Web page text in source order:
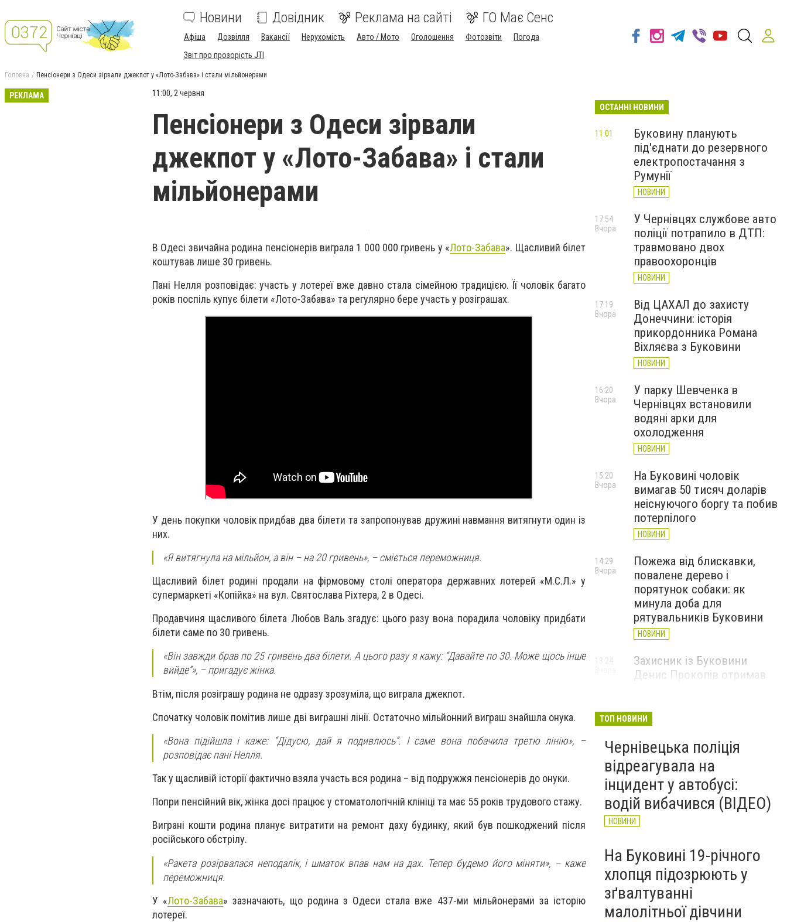
Новини Довідник Реклама на сайті ГО Має Сенс
Афіша Дозвілля Вакансії Нерухомість Авто / Мото Оголошення Фотозвіти
Погода
Звіт про прозорість JTI
Головна Пенсіонери з Одеси зірвали джекпот у «Лото-Забава» і стали мільйонерами
РЕКЛАМА 11:00, 2 червня
Пенсіонери з Одеси зірвали
джекпот у «Лото-Забава» і стали
мільйонерами
В Одесі звичайна родина пенсіонерів виграла 1 000 000 гривень у «Лото-Забава». Щасливий білет
коштував лише 30 гривень.
Пані Нелля розповідає: участь у лотереї вже давно стала сімейною традицією. Її чоловік багато
років поспіль купує білети «Лото-Забава» та регулярно бере участь у розіграшах.
У день покупки чоловік придбав два білети та запропонував дружині навмання витягнути один із
них.
«Я витягнула на мільйон, а він – на 20 гривень», – сміється переможниця.
Щасливий білет родині продали на фірмовому столі оператора державних лотерей «М.С.Л.» у
супермаркеті «Копійка» на вул. Святослава Ріхтера, 2 в Одесі.
Продавчиня щасливого білета Любов Валь згадує: цього разу вона порадила чоловіку придбати
білети саме по 30 гривень.
«Він завжди брав по 25 гривень два білети. А цього разу я кажу: “Давайте по 30. Може щось інше
вийде”», – пригадує жінка.
Втім, після розіграшу родина не одразу зрозуміла, що виграла джекпот.
Спочатку чоловік помітив лише дві виграшні лінії. Остаточно мільйонний виграш знайшла онука.
«Вона підійшла і каже: “Дідусю, дай я подивлюсь”. І саме вона побачила третю лінію», –
розповідає пані Нелля.
Так у щасливій історії фактично взяла участь вся родина – від подружжя пенсіонерів до онуки.
Попри пенсійний вік, жінка досі працює у стоматологічній клініці та має 55 років трудового стажу.
Виграні кошти родина планує витратити на ремонт даху будинку, який був пошкоджений після
російського обстрілу.
«Ракета розірвалася неподалік, і шматок впав нам на дах. Тепер будемо його міняти», – каже
переможниця.
У «Лото-Забава» зазначають, що родина з Одеси стала вже 437-ми мільйонерами за історію
лотереї.
ОСТАННІ НОВИНИ
Буковину планують
під'єднати до резервного
електропостачання з
Румунії
НОВИНИ
11:01
У Чернівцях службове авто
поліції потрапило в ДТП:
травмовано двох
правоохоронців
НОВИНИ
17:54
Вчора
Від ЦАХАЛ до захисту
Донеччини: історія
прикордонника Романа
Віхляєва з Буковини
НОВИНИ
17:19
Вчора
У парку Шевченка в
Чернівцях встановили
водяні арки для
охолодження
НОВИНИ
16:20
Вчора
На Буковині чоловік
вимагав 50 тисяч доларів
неіснуючого боргу та побив
потерпілого
НОВИНИ
15:20
Вчора
Пожежа від блискавки,
повалене дерево і
порятунок собаки: як
минула доба для
рятувальників Буковини
НОВИНИ
14:29
Вчора
Захисник із Буковини
Денис Прокопів отримав
НОВИНИ
13:24
Перевернута машина на
Скальда у Чернівцях: водій
був нетверезий
НОВИНИ
12:18
Вчора
ТОП НОВИНИ
Чернівецька поліція
відреагувала на
інцидент у автобусі:
водій вибачився (ВІДЕО)
НОВИНИ
На Буковині 19-річного
хлопця підозрюють у
зґвалтуванні
малолітньої дівчини